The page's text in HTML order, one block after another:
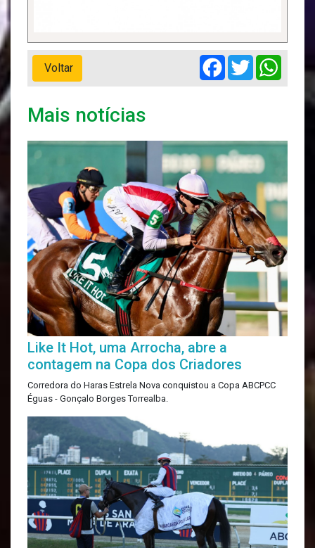
Voltar
Facebook
Twitter
Mais notícias
Like It Hot, uma Arrocha, abre a
contagem na Copa dos Criadores
Corredora do Haras Estrela Nova conquistou a Copa ABCPCC
Éguas - Gonçalo Borges Torrealba.